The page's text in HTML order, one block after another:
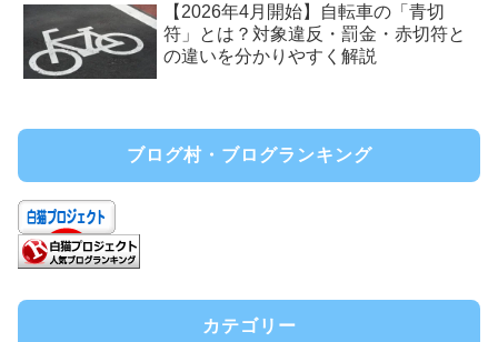
【2026年4月開始】自転車の「青切
符」とは？対象違反・罰金・赤切符と
の違いを分かりやすく解説
ブログ村・ブログランキング
カテゴリー